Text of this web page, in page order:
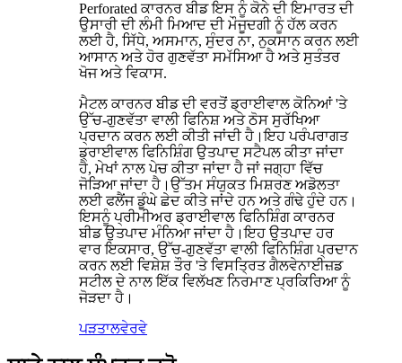
Perforated ਕਾਰਨਰ ਬੀਡ ਇਸ ਨੂੰ ਕੋਨੇ ਦੀ ਇਮਾਰਤ ਦੀ
ਉਸਾਰੀ ਦੀ ਲੰਮੀ ਮਿਆਦ ਦੀ ਮੌਜੂਦਗੀ ਨੂੰ ਹੱਲ ਕਰਨ
ਲਈ ਹੈ, ਸਿੱਧੇ, ਅਸਮਾਨ, ਸੁੰਦਰ ਨਾ, ਨੁਕਸਾਨ ਕਰਨ ਲਈ
ਆਸਾਨ ਅਤੇ ਹੋਰ ਗੁਣਵੱਤਾ ਸਮੱਸਿਆ ਹੈ ਅਤੇ ਸੁਤੰਤਰ
ਖੋਜ ਅਤੇ ਵਿਕਾਸ.
ਮੈਟਲ ਕਾਰਨਰ ਬੀਡ ਦੀ ਵਰਤੋਂ ਡ੍ਰਾਈਵਾਲ ਕੋਨਿਆਂ 'ਤੇ
ਉੱਚ-ਗੁਣਵੱਤਾ ਵਾਲੀ ਫਿਨਿਸ਼ ਅਤੇ ਠੋਸ ਸੁਰੱਖਿਆ
ਪ੍ਰਦਾਨ ਕਰਨ ਲਈ ਕੀਤੀ ਜਾਂਦੀ ਹੈ।ਇਹ ਪਰੰਪਰਾਗਤ
ਡ੍ਰਾਈਵਾਲ ਫਿਨਿਸ਼ਿੰਗ ਉਤਪਾਦ ਸਟੈਪਲ ਕੀਤਾ ਜਾਂਦਾ
ਹੈ, ਮੇਖਾਂ ਨਾਲ ਪੇਚ ਕੀਤਾ ਜਾਂਦਾ ਹੈ ਜਾਂ ਜਗ੍ਹਾ ਵਿੱਚ
ਜੋੜਿਆ ਜਾਂਦਾ ਹੈ।ਉੱਤਮ ਸੰਯੁਕਤ ਮਿਸ਼ਰਣ ਅਡੋਲਤਾ
ਲਈ ਫਲੈਂਜ ਡੂੰਘੇ ਛੇਦ ਕੀਤੇ ਜਾਂਦੇ ਹਨ ਅਤੇ ਗੰਢੇ ਹੁੰਦੇ ਹਨ।
ਇਸਨੂੰ ਪ੍ਰੀਮੀਅਰ ਡ੍ਰਾਈਵਾਲ ਫਿਨਿਸ਼ਿੰਗ ਕਾਰਨਰ
ਬੀਡ ਉਤਪਾਦ ਮੰਨਿਆ ਜਾਂਦਾ ਹੈ।ਇਹ ਉਤਪਾਦ ਹਰ
ਵਾਰ ਇਕਸਾਰ, ਉੱਚ-ਗੁਣਵੱਤਾ ਵਾਲੀ ਫਿਨਿਸ਼ਿੰਗ ਪ੍ਰਦਾਨ
ਕਰਨ ਲਈ ਵਿਸ਼ੇਸ਼ ਤੌਰ 'ਤੇ ਵਿਸਤ੍ਰਿਤ ਗੈਲਵੇਨਾਈਜ਼ਡ
ਸਟੀਲ ਦੇ ਨਾਲ ਇੱਕ ਵਿਲੱਖਣ ਨਿਰਮਾਣ ਪ੍ਰਕਿਰਿਆ ਨੂੰ
ਜੋੜਦਾ ਹੈ।
ਪੜਤਾਲਵੇਰਵੇ